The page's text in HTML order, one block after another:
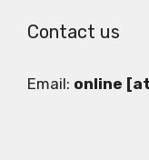
Contact us
Email: online